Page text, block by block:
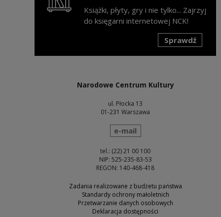
Książki, płyty, gry i nie tylko... Zajrzyj
do księgarni internetowej NCK!
Sprawdź
Narodowe Centrum Kultury
ul. Płocka 13
01-231 Warszawa
wyślij wiadomość
e-mail
tel.: (22) 21 00 100
NIP: 525-235-83-53
REGON: 140-468-418
Zadania realizowane z budżetu państwa
Standardy ochrony małoletnich
Przetwarzanie danych osobowych
Deklaracja dostępności